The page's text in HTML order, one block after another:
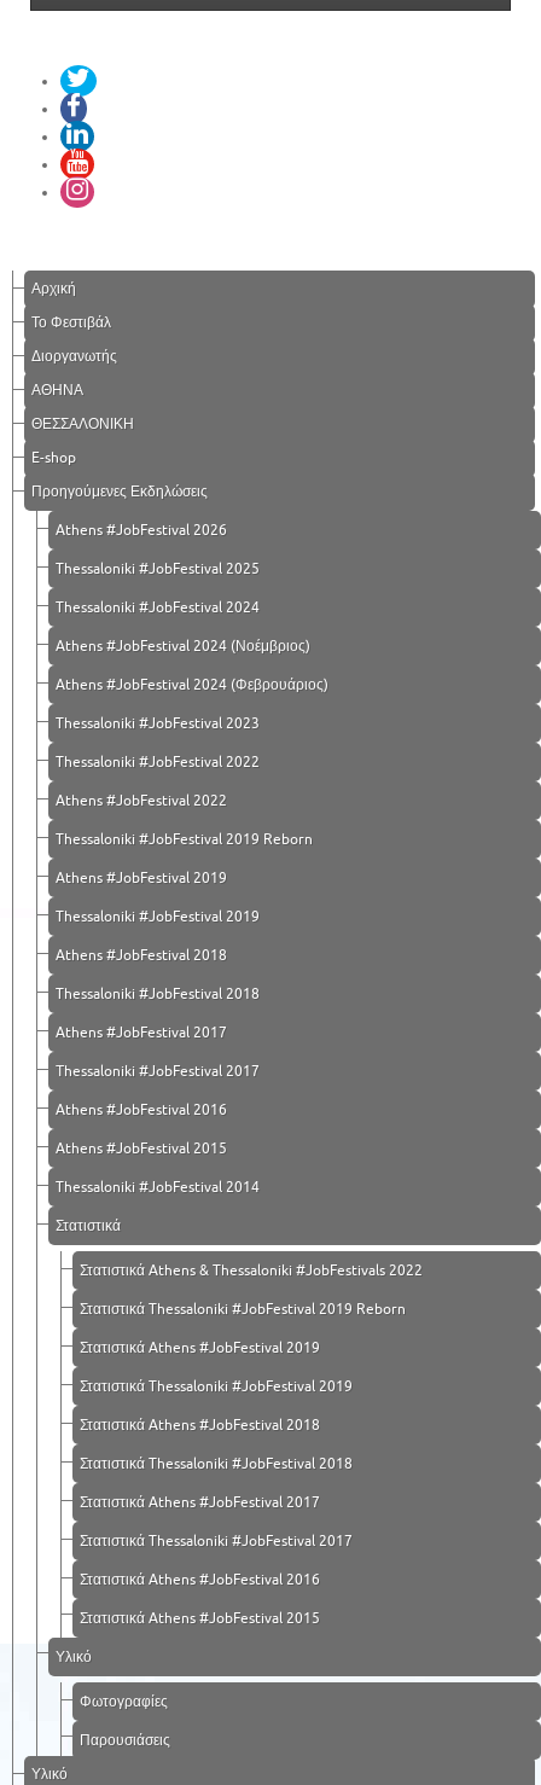
Αρχική
Το Φεστιβάλ
Διοργανωτής
ΑΘΗΝΑ
ΘΕΣΣΑΛΟΝΙΚΗ
E-shop
Προηγούμενες Εκδηλώσεις
Athens #JobFestival 2026
Thessaloniki #JobFestival 2025
Thessaloniki #JobFestival 2024
Athens #JobFestival 2024 (Νοέμβριος)
Athens #JobFestival 2024 (Φεβρουάριος)
Thessaloniki #JobFestival 2023
Thessaloniki #JobFestival 2022
Athens #JobFestival 2022
Thessaloniki #JobFestival 2019 Reborn
Athens #JobFestival 2019
Thessaloniki #JobFestival 2019
Athens #JobFestival 2018
Thessaloniki #JobFestival 2018
Athens #JobFestival 2017
Τhessaloniki #JobFestival 2017
Athens #JobFestival 2016
Athens #JobFestival 2015
Thessaloniki #JobFestival 2014
Στατιστικά
Στατιστικά Athens & Thessaloniki #JobFestivals 2022
Στατιστικά Thessaloniki #JobFestival 2019 Reborn
Στατιστικά Athens #JobFestival 2019
Στατιστικά Thessaloniki #JobFestival 2019
Στατιστικά Athens #JobFestival 2018
Στατιστικά Thessaloniki #JobFestival 2018
Στατιστικά Athens #JobFestival 2017
Στατιστικά Thessaloniki #JobFestival 2017
Στατιστικά Athens #JobFestival 2016
Στατιστικά Athens #JobFestival 2015
Υλικό
Φωτογραφίες
Παρουσιάσεις
Υλικό